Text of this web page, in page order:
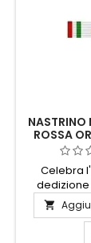
NASTRINO
ROSSA
Celebra
dedizione
Merito
Servizi
prestigioso
